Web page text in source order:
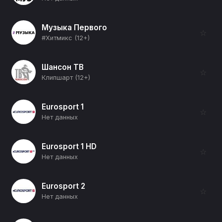
Музыка Первого
#Хитмикс (12+)
☆
Шансон ТВ
Клипшарт (12+)
☆
Eurosport 1
Нет данных
☆
Eurosport 1 HD
Нет данных
☆
Eurosport 2
Нет данных
☆